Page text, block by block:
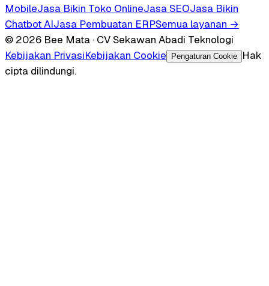
MobileJasa Bikin Toko OnlineJasa SEOJasa Bikin
Chatbot AIJasa Pembuatan ERPSemua layanan →
© 2026 Bee Mata · CV Sekawan Abadi Teknologi
Kebijakan PrivasiKebijakan Cookie Pengaturan Cookie
Hak
cipta dilindungi.